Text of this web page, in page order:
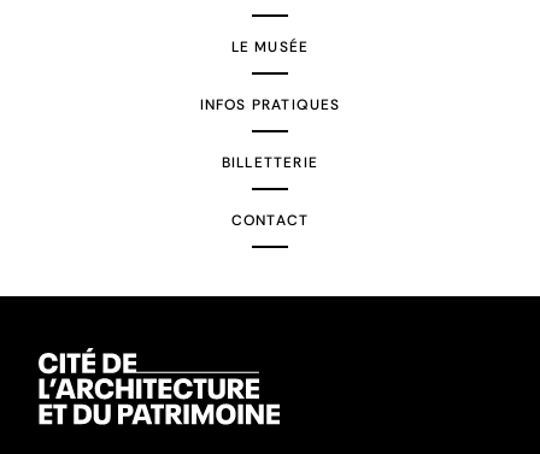
LE MUSÉE
INFOS PRATIQUES
BILLETTERIE
CONTACT